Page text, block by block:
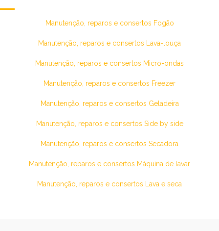
Manutenção, reparos e consertos Fogão
Manutenção, reparos e consertos Lava-louça
Manutenção, reparos e consertos Micro-ondas
Manutenção, reparos e consertos Freezer
Manutenção, reparos e consertos Geladeira
Manutenção, reparos e consertos Side by side
Manutenção, reparos e consertos Secadora
Manutenção, reparos e consertos Máquina de lavar
Manutenção, reparos e consertos Lava e seca